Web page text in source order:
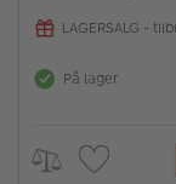
LAGERSALG -
På lager